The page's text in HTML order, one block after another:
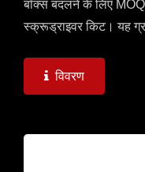
बॉक्स बदलने के लिए
स्क्रूड्राइवर किट। यह
विवरण